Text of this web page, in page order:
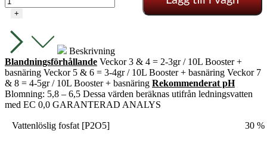
Booster
+
Beskrivning
Blandningsförhållande Veckor 3 & 4 = 2-3gr / 10L Booster +
basnäring Veckor 5 & 6 = 3-4gr / 10L Booster + basnäring Veckor 7
& 8 = 4-5gr / 10L Booster + basnäring Rekommenderat pH
Blomning: 5,8 – 6,5 Dessa värden beräknas utifrån ledningsvatten
med EC 0,0 GARANTERAD ANALYS
Vattenlöslig fosfat [P2O5] 30 %